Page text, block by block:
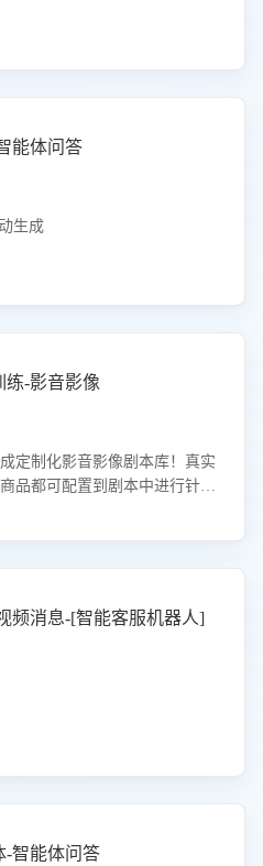
能体问答
生成
练-影音影像
定制化影音影像剧本库！真实
品都可配置到剧本中进行针对
影像类目剧本，一键开启客服
频消息-[智能客服机器人]
-智能体问答